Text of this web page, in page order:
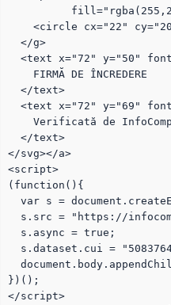
</svg></a>
<script>
(function(){
})();
</script>